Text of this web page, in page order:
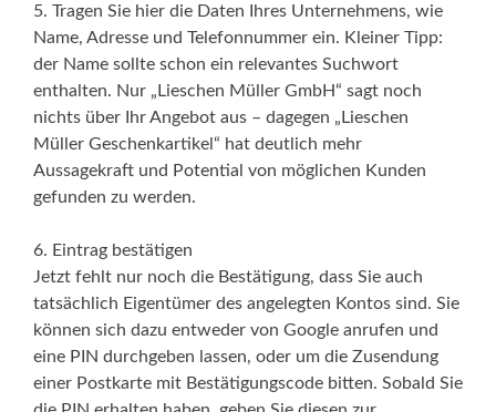
5. Tragen Sie hier die Daten Ihres Unternehmens, wie
Name, Adresse und Telefonnummer ein. Kleiner Tipp:
der Name sollte schon ein relevantes Suchwort
enthalten. Nur „Lieschen Müller GmbH“ sagt noch
nichts über Ihr Angebot aus – dagegen „Lieschen
Müller Geschenkartikel“ hat deutlich mehr
Aussagekraft und Potential von möglichen Kunden
gefunden zu werden.
6. Eintrag bestätigen
Jetzt fehlt nur noch die Bestätigung, dass Sie auch
tatsächlich Eigentümer des angelegten Kontos sind. Sie
können sich dazu entweder von Google anrufen und
eine PIN durchgeben lassen, oder um die Zusendung
einer Postkarte mit Bestätigungscode bitten. Sobald Sie